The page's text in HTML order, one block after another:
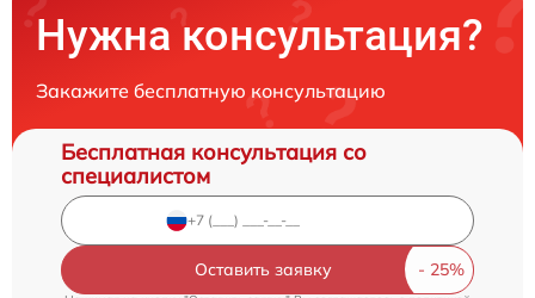
Нужна консультация?
Закажите бесплатную консультацию
Бесплатная консультация со
специалистом
Оставить заявку